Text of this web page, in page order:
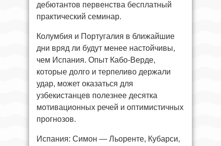
дебютантов первенства бесплатный
практический семинар.
Колумбия и Португалия в ближайшие
дни вряд ли будут менее настойчивы,
чем Испания. Опыт Кабо-Верде,
которые долго и терпеливо держали
удар, может оказаться для
узбекистанцев полезнее десятка
мотивационных речей и оптимистичных
прогнозов.
Испания: Симон — Льоренте, Кубарси,